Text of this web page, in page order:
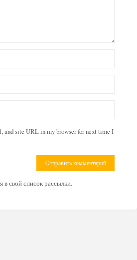
and site URL in my browser for next time I
в свой список рассылки.